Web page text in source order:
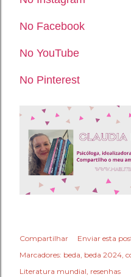
No Facebook
No YouTube
No Pinterest
Compartilhar
Enviar esta
Marcadores: beda beda 2024
Literatura mundial resenhas